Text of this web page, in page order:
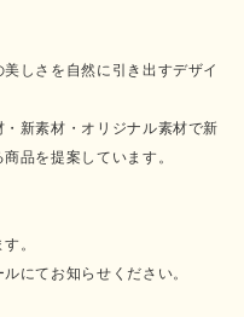
しさを自然に引き出すデザイ
新素材・オリジナル素材で新
品を提案しています。
。
にてお知らせください。